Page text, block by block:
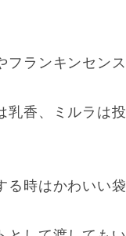
フランキンセン
乳香、ミルラは
る時はかわいい